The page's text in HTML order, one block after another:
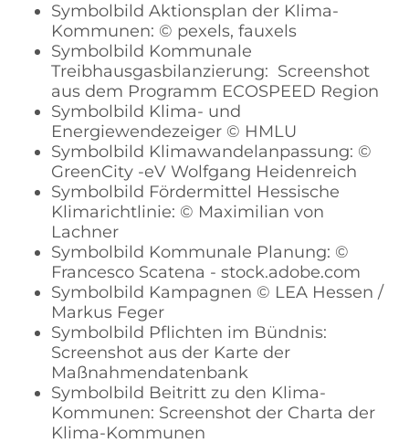
Symbolbild Aktionsplan der Klima-
Kommunen: © pexels, fauxels
Symbolbild Kommunale
Treibhausgasbilanzierung: Screenshot
aus dem Programm ECOSPEED Region
Symbolbild Klima- und
Energiewendezeiger © HMLU
Symbolbild Klimawandelanpassung: ©
GreenCity -eV Wolfgang Heidenreich
Symbolbild Fördermittel Hessische
Klimarichtlinie: © Maximilian von
Lachner
Symbolbild Kommunale Planung: ©
Francesco Scatena - stock.adobe.com
Symbolbild Kampagnen © LEA Hessen /
Markus Feger
Symbolbild Pflichten im Bündnis:
Screenshot aus der Karte der
Maßnahmendatenbank
Symbolbild Beitritt zu den Klima-
Kommunen: Screenshot der Charta der
Klima-Kommunen